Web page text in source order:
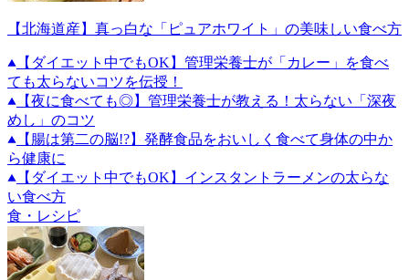
【北海道産】真っ白な「ピュアホワイト」の美味しい食べ方
【ダイエット中でもOK】管理栄養士が「カレー」を食べ
ても太らないコツを伝授！
【夜に食べても◎】管理栄養士が教える！太らない「深夜
めし」のコツ
【腸は第二の脳!?】発酵食品をおいしく食べて身体の中か
ら健康に
【ダイエット中でもOK】インスタントラーメンの太らな
い食べ方
食・レシピ